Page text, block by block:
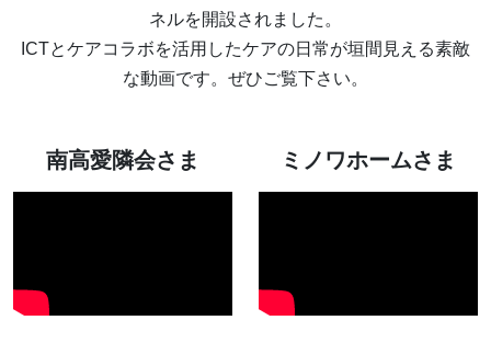
ネルを開設されました。
ICTとケアコラボを活用したケアの日常が垣間見える素敵
な動画です。ぜひご覧下さい。
南高愛隣会さま ミノワホームさま